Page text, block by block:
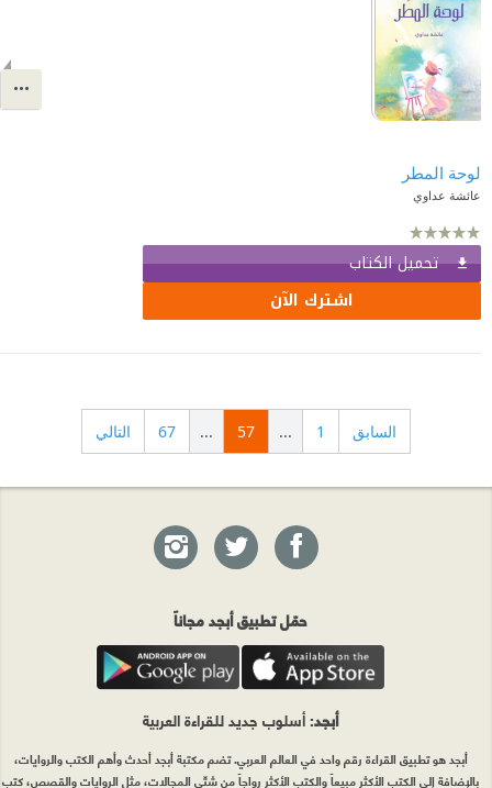
لوحة المطر
عائشة عداوي
تحميل الكتاب
اشترك الآن
السابق 1
...
57
...
67 التالي
حمّل تطبيق أبجد مجاناً
أبجد: أسلوب جديد للقراءة العربية
أبجد هو تطبيق القراءة رقم واحد في العالم العربي. تضم مكتبة أبجد أحدث وأهم الكتب والروايات،
بالإضافة إلى الكتب الأكثر مبيعاً والكتب الأكثر رواجاً من شتّى المجالات، مثل الروايات والقصص، كتب